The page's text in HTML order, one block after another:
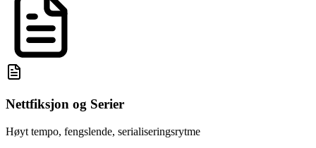
Nettfiksjon og Serier
Høyt tempo, fengslende, serialiseringsrytme